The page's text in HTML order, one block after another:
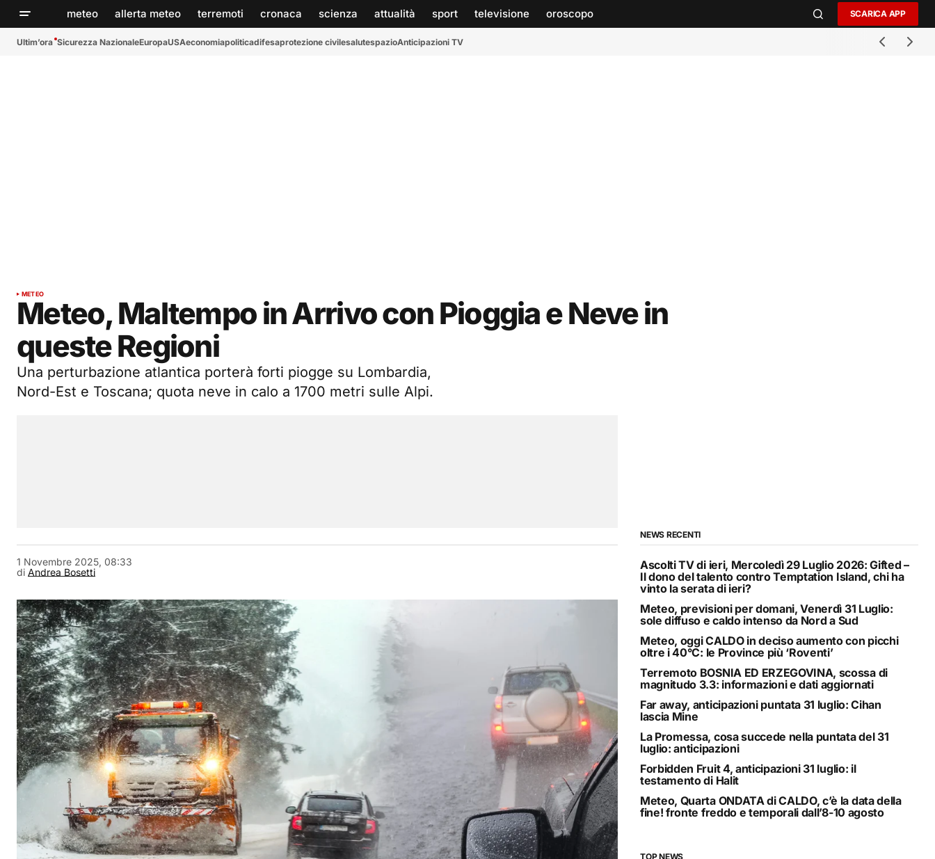
meteo allerta meteo terremoti cronaca scienza attualità sport televisione oroscopo SCARICA APP
Ultim’ora Sicurezza NazionaleEuropaUSAeconomiapoliticadifesaprotezione civilesalutespazioAnticipazioni TV
METEO
Meteo, Maltempo in Arrivo con Pioggia e Neve in
queste Regioni
Una perturbazione atlantica porterà forti piogge su Lombardia,
Nord-Est e Toscana; quota neve in calo a 1700 metri sulle Alpi.
di Andrea Bosetti
1 Novembre 2025, 08:33
NEWS RECENTI
Ascolti TV di ieri, Mercoledì 29 Luglio 2026: Gifted –
Il dono del talento contro Temptation Island, chi ha
vinto la serata di ieri?
Meteo, previsioni per domani, Venerdì 31 Luglio:
sole diffuso e caldo intenso da Nord a Sud
Meteo, oggi CALDO in deciso aumento con picchi
oltre i 40°C: le Province più ‘Roventi’
Terremoto BOSNIA ED ERZEGOVINA, scossa di
magnitudo 3.3: informazioni e dati aggiornati
Far away, anticipazioni puntata 31 luglio: Cihan
lascia Mine
La Promessa, cosa succede nella puntata del 31
luglio: anticipazioni
Forbidden Fruit 4, anticipazioni 31 luglio: il
testamento di Halit
Meteo, Quarta ONDATA di CALDO, c’è la data della
fine! fronte freddo e temporali dall’8-10 agosto
TOP NEWS